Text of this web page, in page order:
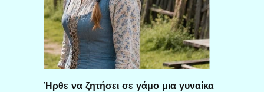
Ήρθε να ζητήσει σε γάμο μια γυναίκα